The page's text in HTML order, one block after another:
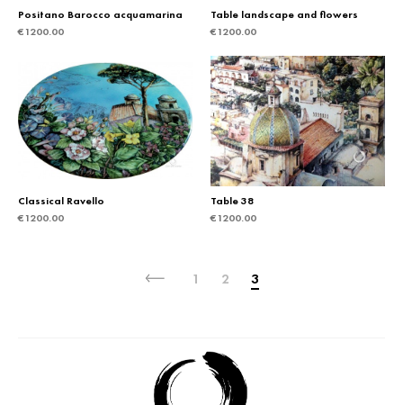
Positano Barocco acquamarina
€1200.00
Table landscape and flowers
€1200.00
Classical Ravello
€1200.00
Table 38
€1200.00
1 2 3